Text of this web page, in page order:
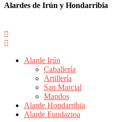
Alardes de Irún y Hondarribia
Alarde Irún
Caballería
Artillería
San Marcial
Mandos
Alarde Hondarribia
Alarde Fundazioa